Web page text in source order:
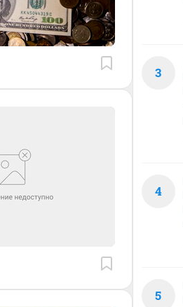
3
4
5